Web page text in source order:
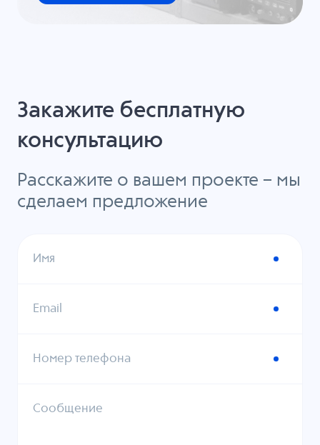
Закажите бесплатную
консультацию
Расскажите о вашем проекте – мы
сделаем предложение
Имя
Email
Номер телефона
Сообщение